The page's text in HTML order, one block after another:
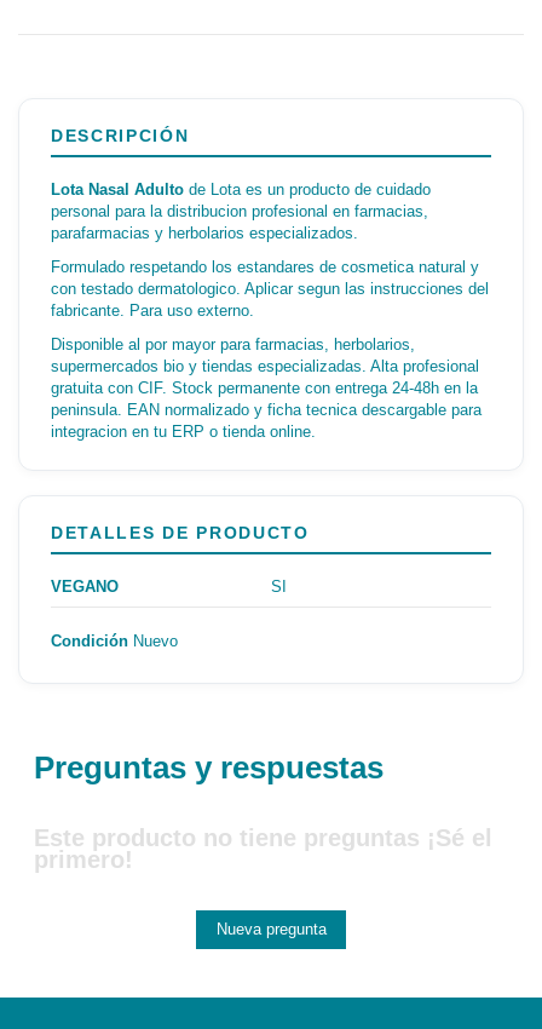
DESCRIPCIÓN
Lota Nasal Adulto de Lota es un producto de cuidado
personal para la distribucion profesional en farmacias,
parafarmacias y herbolarios especializados.
Formulado respetando los estandares de cosmetica natural y
con testado dermatologico. Aplicar segun las instrucciones del
fabricante. Para uso externo.
Disponible al por mayor para farmacias, herbolarios,
supermercados bio y tiendas especializadas. Alta profesional
gratuita con CIF. Stock permanente con entrega 24-48h en la
peninsula. EAN normalizado y ficha tecnica descargable para
integracion en tu ERP o tienda online.
DETALLES DE PRODUCTO
VEGANO SI
Condición Nuevo
Preguntas y respuestas
Este producto no tiene preguntas ¡Sé el
primero!
Nueva pregunta